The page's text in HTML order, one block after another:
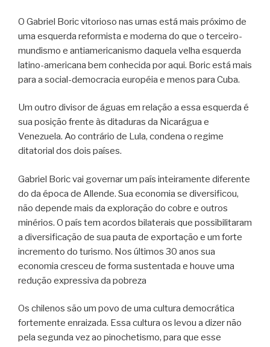
O Gabriel Boric vitorioso nas urnas está mais próximo de
uma esquerda reformista e moderna do que o terceiro-
mundismo e antiamericanismo daquela velha esquerda
latino-americana bem conhecida por aqui. Boric está mais
para a social-democracia européia e menos para Cuba.
Um outro divisor de águas em relação a essa esquerda é
sua posição frente às ditaduras da Nicarágua e
Venezuela. Ao contrário de Lula, condena o regime
ditatorial dos dois países.
Gabriel Boric vai governar um país inteiramente diferente
do da época de Allende. Sua economia se diversificou,
não depende mais da exploração do cobre e outros
minérios. O país tem acordos bilaterais que possibilitaram
a diversificação de sua pauta de exportação e um forte
incremento do turismo. Nos últimos 30 anos sua
economia cresceu de forma sustentada e houve uma
redução expressiva da pobreza
Os chilenos são um povo de uma cultura democrática
fortemente enraizada. Essa cultura os levou a dizer não
pela segunda vez ao pinochetismo, para que esse